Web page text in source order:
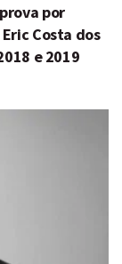
por
Costa dos
e 2019